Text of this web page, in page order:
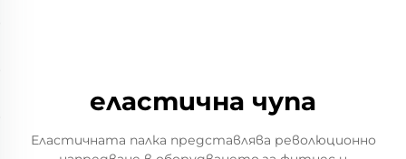
еластична чупа
Еластичната палка представлява революционно